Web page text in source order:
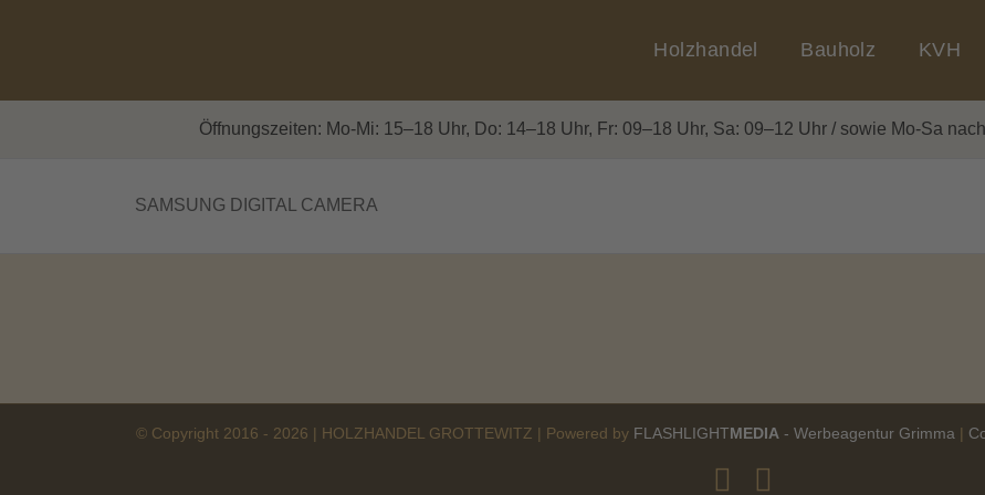
Holzhandel Bauholz KVH
Öffnungszeiten: Mo-Mi: 15–18 Uhr, Do: 14–18 Uhr, Fr: 09–18 Uhr, Sa: 09–12 Uhr / sowie Mo-Sa
SAMSUNG DIGITAL CAMERA
© Copyright 2016 - 2026 | HOLZHANDEL GROTTEWITZ | Powered by FLASHLIGHTMEDIA - Werbeagentur Grimma |
Facebook